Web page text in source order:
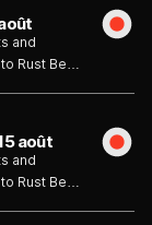
and
Rust Belt,
août
and
Rust Belt,